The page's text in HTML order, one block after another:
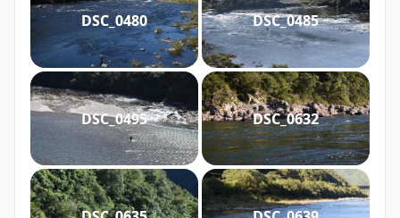
DSC_0480 DSC_0485
DSC_0495 DSC_0632